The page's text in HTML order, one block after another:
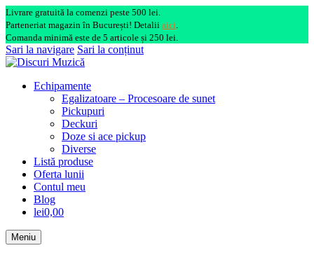
Livrare gratuită la comenzi peste 500 lei.
Parteneriat magazin în București! Detalii aici.
Comanda minimă este de 5 articole și 250 lei.
Sari la navigare Sari la conținut
Echipamente
Egalizatoare – Procesoare de sunet
Pickupuri
Deckuri
Doze si ace pickup
Diverse
Listă produse
Oferta lunii
Contul meu
Blog
lei0,00
Meniu